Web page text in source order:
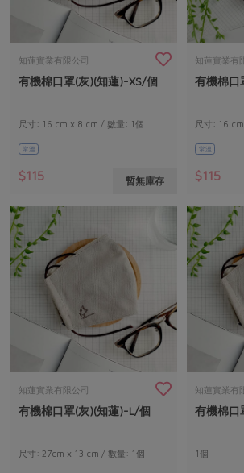
知蓮實業有限公司
有機棉口罩(灰)(知蓮)-XS/個
尺寸: 16 cm x 8 cm / 數量: 1個
常溫
$115 暫無庫存
知蓮實業有
有機棉口
尺寸: 16
常溫
$115
知蓮實業有限公司
有機棉口罩(灰)(知蓮)-L/個
尺寸: 27cm x 13 cm / 數量: 1個
知蓮實業有
有機棉口
1個